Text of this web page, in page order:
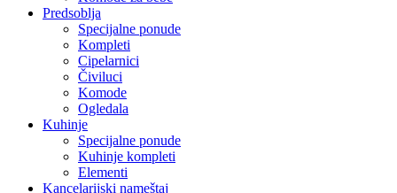
Predsoblja
Specijalne ponude
Kompleti
Cipelarnici
Čiviluci
Komode
Ogledala
Kuhinje
Specijalne ponude
Kuhinje kompleti
Elementi
Kancelarijski nameštaj